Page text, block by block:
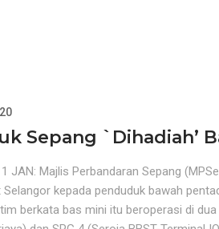
Sepang `dihadiah’
JAN: Majlis Perbandaran Sepang
kepada penduduk bawah
berkata bas mini itu beroperasi di